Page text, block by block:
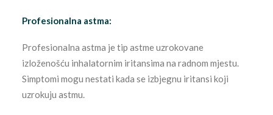
Profesionalna astma:
Profesionalna astma je tip astme uzrokovane
izloženošću inhalatornim iritansima na radnom mjestu.
Simptomi mogu nestati kada se izbjegnu iritansi koji
uzrokuju astmu.